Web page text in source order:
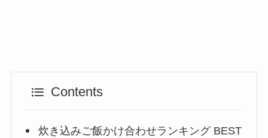
Contents
炊き込みご飯かけ合わせランキング BEST